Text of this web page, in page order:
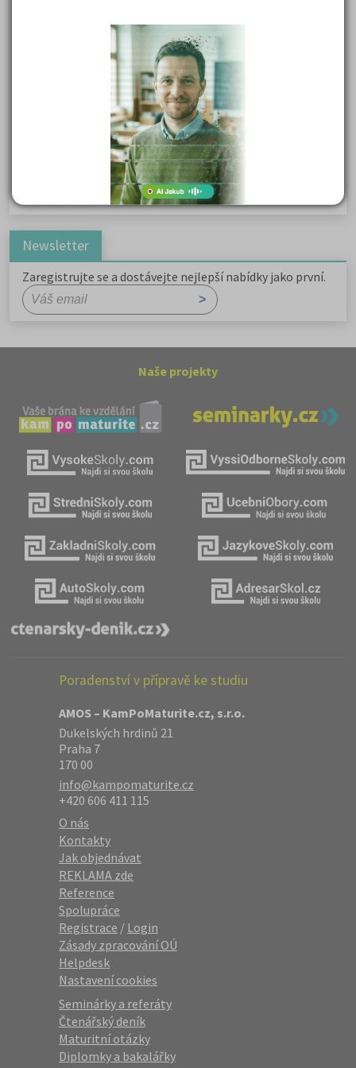
Kritika hry M. L. King v Salesiánském divadle
Důležité reakce organických sloučenin a jejich význam
Zákonitosti v elektronové struktuře
Základní charakteristiky obyvatelstva a geografie sídel
Karel Hynek Mácha: Máj
Karel Havlíček Borovský: Tyrolské elegie
Romain Rolland: Petr a Lucie
Newsletter
Zaregistrujte se a dostávejte nejlepší nabídky jako první.
Naše projekty
Poradenství v přípravě ke studiu
AMOS – KamPoMaturite.cz, s.r.o.
Dukelských hrdinů 21
Praha 7
170 00
info@kampomaturite.cz
+420 606 411 115
O nás
Kontakty
Jak objednávat
REKLAMA zde
Reference
Spolupráce
Registrace / Login
Zásady zpracování OÚ
Helpdesk
Nastavení cookies
Seminárky a referáty
Čtenářský deník
Maturitní otázky
Diplomky a bakalářky